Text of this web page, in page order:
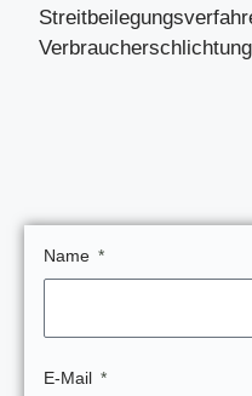
Name
E-Mail